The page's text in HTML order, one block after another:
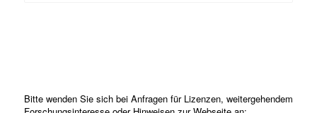
Bitte wenden Sie sich bei Anfragen für Lizenzen, weitergehendem